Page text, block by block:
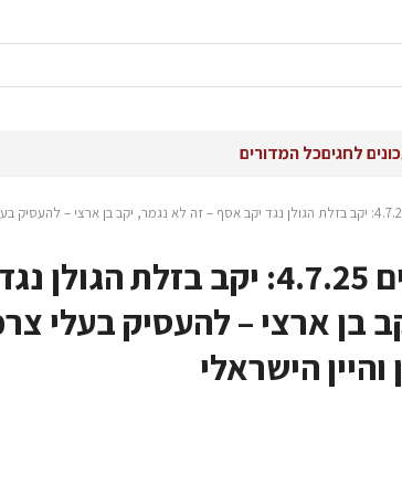
לחגיםכל המדורים
שמענו בין הגפנים 4.7.25: יקב בזלת הגולן נגד יקב אסף – זה לא נגמר, יקב בן ארצי –
שמענו בין הגפנים 4.7.25: יקב בזלת
בן ארצי – להעסיק בעלי
הישראלי